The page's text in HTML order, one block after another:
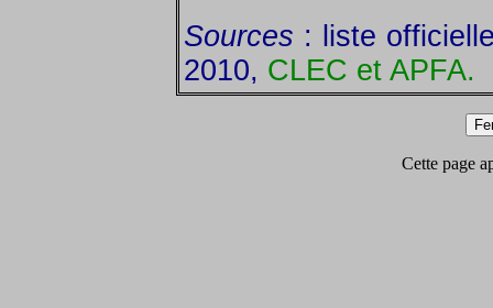
Sources : liste
2010, CLEC et APFA.
Cette page